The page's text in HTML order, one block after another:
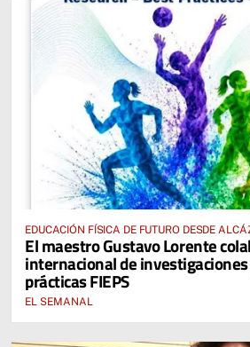
EDUCACIÓN FÍSICA DE FUTURO DESDE
El maestro Gustavo Lorente
internacional de
prácticas FIEPS
EL SEMANAL